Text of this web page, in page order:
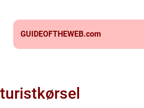
GUIDEOFTHEWEB.com
turistkørsel